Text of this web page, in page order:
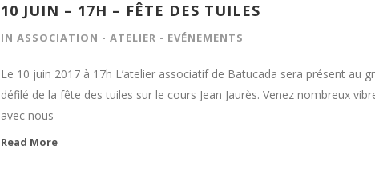
10 JUIN – 17H – FÊTE DES TUILES
IN ASSOCIATION - ATELIER - EVÉNEMENTS
Le 10 juin 2017 à 17h L’atelier associatif de Batucada sera présent au
défilé de la fête des tuiles sur le cours Jean Jaurès. Venez nombreux
avec nous
Read More